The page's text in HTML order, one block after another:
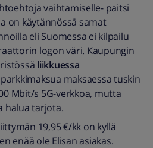
vaihtamiselle- paitsi
on käytännössä samat
eli Suomessa ei kilpailu
logon väri. Kaupungin
liikkuessa
maksaessa tuskin
Mbit/s 5G-verkkoa, mutta
halua tarjota.
19,95 €/kk on kyllä
enää ole Elisan asiakas.